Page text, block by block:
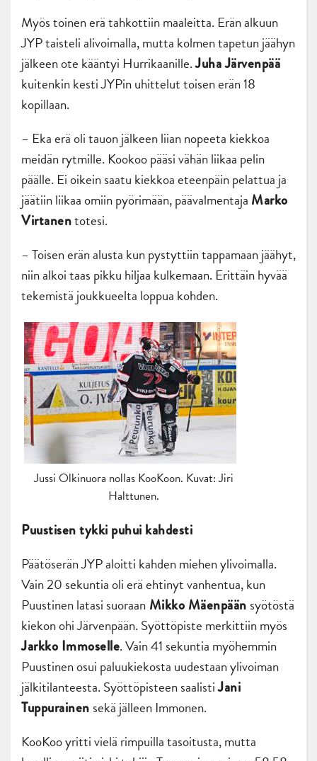
Myös toinen erä tahkottiin maaleitta. Erän alkuun
JYP taisteli alivoimalla, mutta kolmen tapetun jäähyn
jälkeen ote kääntyi Hurrikaanille.Juha Järvenpää
kuitenkin kesti JYPin uhittelut toisen erän 18
kopillaan.
– Eka erä oli tauon jälkeen liian nopeeta kiekkoa
meidän rytmille. Kookoo pääsi vähän liikaa pelin
päälle. Ei oikein saatu kiekkoa eteenpäin pelattua ja
jäätiin liikaa omiin pyörimään, päävalmentaja Marko
Virtanentotesi.
– Toisen erän alusta kun pystyttiin tappamaan jäähyt,
niin alkoi taas pikku hiljaa kulkemaan. Erittäin hyvää
tekemistä joukkueelta loppua kohden.
Jussi Olkinuora nollas KooKoon. Kuvat: Jiri
Halttunen.
Puustisen tykki puhui kahdesti
Päätöserän JYP aloitti kahden miehen ylivoimalla.
Vain 20 sekuntia oli erä ehtinyt vanhentua, kun
Puustinen latasi suoraan Mikko Mäenpään syötöstä
kiekon ohi Järvenpään. Syöttöpiste merkittiin myös
Jarkko Immoselle. Vain 41 sekuntia myöhemmin
Puustinen osui paluukiekosta uudestaan ylivoiman
jälkitilanteesta. Syöttöpisteen saalistiJani
Tuppurainen sekä jälleen Immonen.
KooKoo yritti vielä rimpuilla tasoitusta, mutta